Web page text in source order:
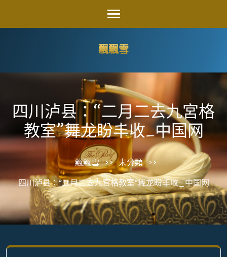
飄飄雪
四川泸县：“二月二去九宮格
教室”舞龙盼丰收_中国网
飄飄雪 >> 未分類 >>
四川泸县：“二月二去九宮格教室”舞龙盼丰收_中国网